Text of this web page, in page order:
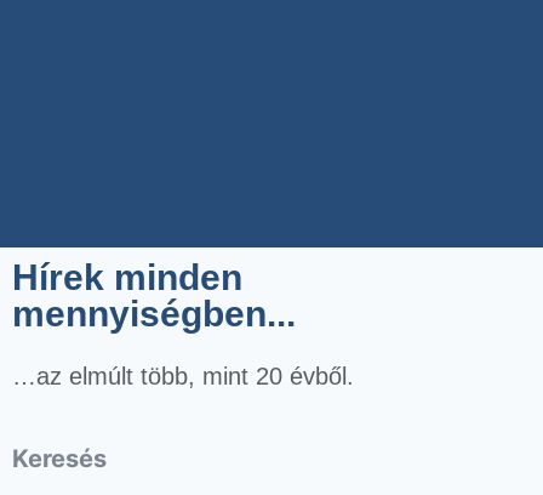
Hírek minden
mennyiségben...
…az elmúlt több, mint 20 évből.
Keresés